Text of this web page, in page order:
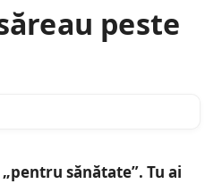
peste
sănătate”. Tu ai